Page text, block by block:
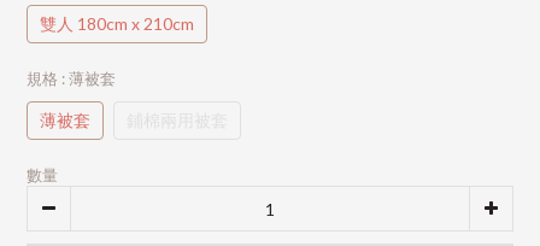
雙人 180cm x 210cm
規格 : 薄被套
薄被套
數量